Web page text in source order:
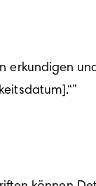
erkundigen
] .“”